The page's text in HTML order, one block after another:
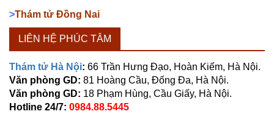
>Thám tử Đồng Nai
LIÊN HỆ PHÚC TÂM
Thám tử Hà Nội: 66 Trần Hưng Đạo, Hoàn Kiếm, Hà Nội.
Văn phòng GD: 81 Hoàng Cầu, Đống Đa, Hà Nội.
Văn phòng GD: 18 Phạm Hùng, Cầu Giấy, Hà Nội.
Hotline 24/7: 0984.88.5445